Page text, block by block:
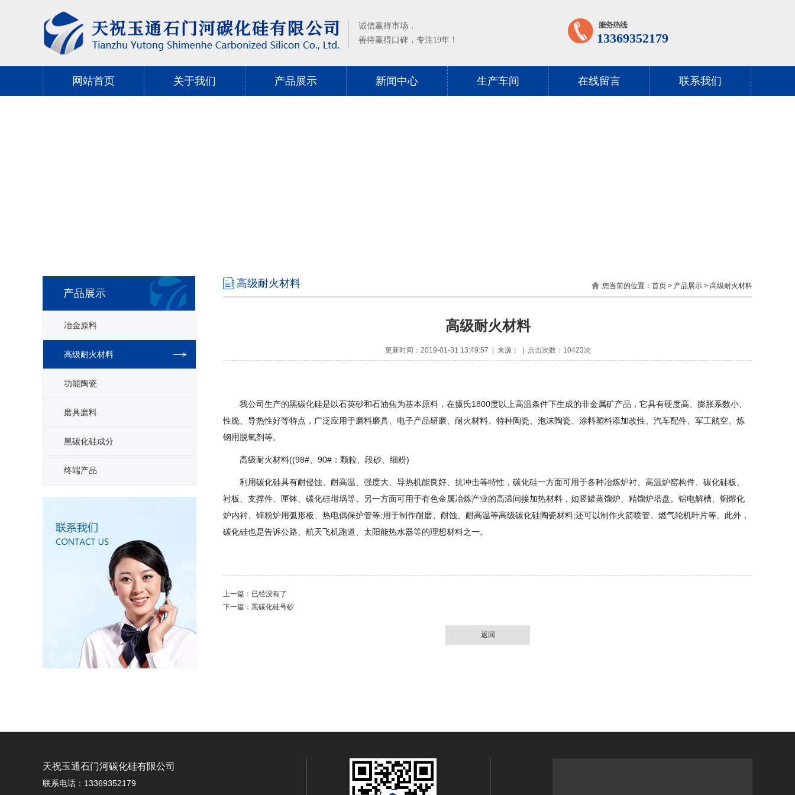
诚信赢得市场，
善待赢得口碑，专注19年！
13369352179
网站首页 关于我们 产品展示 新闻中心 生产车间 在线留言 联系我们
产品展示
冶金原料
高级耐火材料
功能陶瓷
磨具磨料
黑碳化硅成分
终端产品
您当前的位置： 首页 > 产品展示 > 高级耐火材料
高级耐火材料
高级耐火材料
更新时间：2019-01-31 13:49:57 | 来源： | 点击次数：10423次
我公司生产的黑碳化硅是以石英砂和石油焦为基本原料，在摄氏1800度以上高温条件下生成的非金属矿产品，它具有硬度高、膨胀系数小、
性脆、导热性好等特点，广泛应用于磨料磨具、电子产品研磨、耐火材料、特种陶瓷、泡沫陶瓷、涂料塑料添加改性、汽车配件、军工航空、炼
钢用脱氧剂等。
高级耐火材料((98#、90#：颗粒、段砂、细粉)
利用碳化硅具有耐侵蚀、耐高温、强度大、导热机能良好、抗冲击等特性，碳化硅一方面可用于各种冶炼炉衬、高温炉窑构件、碳化硅板、
衬板、支撑件、匣钵、碳化硅坩埚等。另一方面可用于有色金属冶炼产业的高温间接加热材料，如竖罐蒸馏炉、精馏炉塔盘。铝电解槽、铜熔化
炉内衬、锌粉炉用弧形板、热电偶保护管等;用于制作耐磨、耐蚀、耐高温等高级碳化硅陶瓷材料;还可以制作火箭喷管、燃气轮机叶片等。此外，
碳化硅也是告诉公路、航天飞机跑道、太阳能热水器等的理想材料之一。
上一篇：已经没有了
下一篇： 黑碳化硅号砂
返回
天祝玉通石门河碳化硅有限公司
联系电话：13369352179